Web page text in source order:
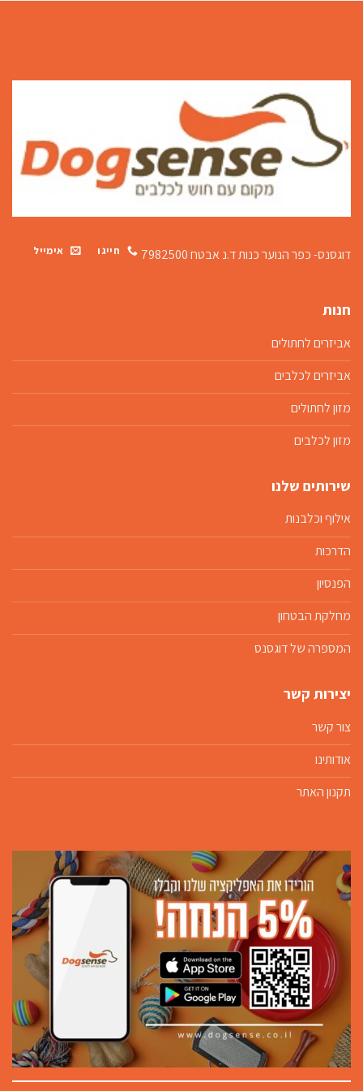
דוגסנס- כפר הנוער כנותד.נ אבטח 7982500 חייגו אימייל
חנות
אביזרים לחתולים
אביזרים לכלבים
מזון לחתולים
מזון לכלבים
שירותים שלנו
אילוף וכלבנות
הדרכות
הפנסיון
מחלקת הבטחון
המספרה של דוגסנס
יצירות קשר
צור קשר
אודותינו
תקנון האתר